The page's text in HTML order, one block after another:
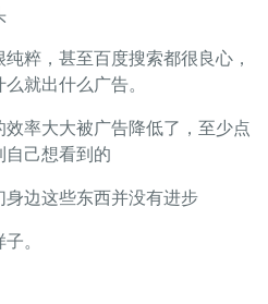
粹，甚至百度搜索都很良心，
就出什么广告。
率大大被广告降低了，至少点
自己想看到的
边这些东西并没有进步
。